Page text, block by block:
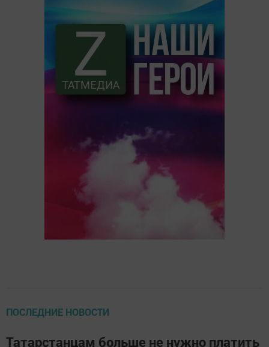
ПОСЛЕДНИЕ НОВОСТИ
Татарстанцам больше не нужно платить